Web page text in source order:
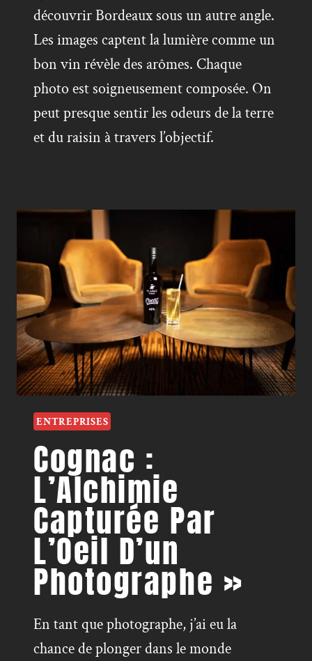
découvrir Bordeaux sous un autre angle.
Les images captent la lumière comme un
bon vin révèle des arômes. Chaque
photo est soigneusement composée. On
peut presque sentir les odeurs de la terre
et du raisin à travers l’objectif.
ENTREPRISES
Cognac :
L’Alchimie
Capturée Par
L’Oeil D’un
Photographe »
En tant que photographe, j’ai eu la
chance de plonger dans le monde